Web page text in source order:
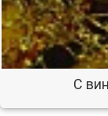
C